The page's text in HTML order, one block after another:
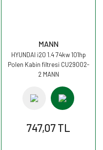
MANN
HYUNDAI i20 1.4 74kw 101hp
Polen Kabin filtresi CU29002-
2 MANN
747,07 TL